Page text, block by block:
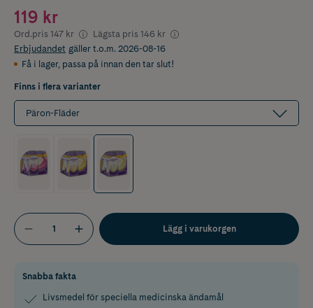
119 kr
Ord.pris 147 kr Lägsta pris 146 kr
Erbjudandet gäller t.o.m. 2026-08-16
Få i lager, passa på innan den tar slut!
Finns i flera varianter
Päron-Fläder
Lägg i varukorgen
Snabba fakta
Livsmedel för speciella medicinska ändamål